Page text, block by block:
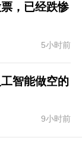
，已经跌惨
5小时前
智能做空的
9小时前